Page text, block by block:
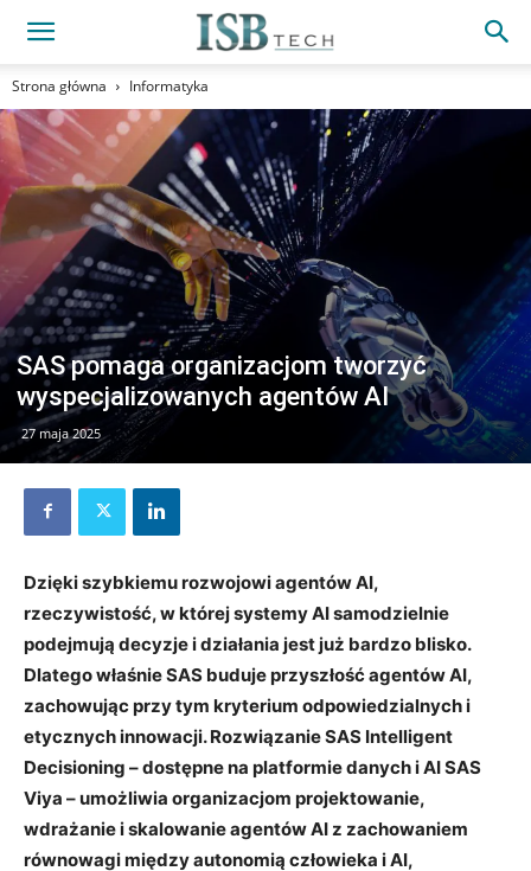
Strona główna Informatyka
SAS pomaga organizacjom tworzyć
wyspecjalizowanych agentów AI
27 maja 2025
Dzięki szybkiemu rozwojowi agentów AI,
rzeczywistość, w której systemy AI samodzielnie
podejmują decyzje i działania jest już bardzo blisko.
Dlatego właśnie SAS buduje przyszłość agentów AI,
zachowując przy tym kryterium odpowiedzialnych i
etycznych innowacji. Rozwiązanie SAS Intelligent
Decisioning – dostępne na platformie danych i AI SAS
Viya – umożliwia organizacjom projektowanie,
wdrażanie i skalowanie agentów AI z zachowaniem
równowagi między autonomią człowieka i AI,